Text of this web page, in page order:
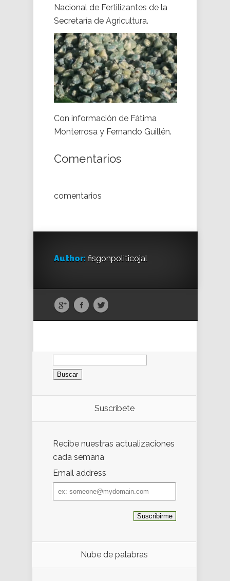
Nacional de Fertilizantes de la
Secretaría de Agricultura.
Con información de Fátima
Monterrosa y Fernando Guillén.
Comentarios
comentarios
Author: fisgonpoliticojal
Buscar:
Suscríbete
Recibe nuestras actualizaciones
cada semana
Email address
Email
address
Nube de palabras